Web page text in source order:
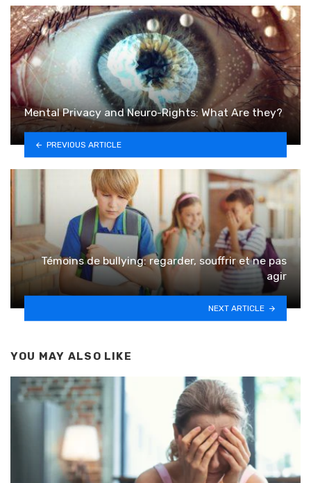
Mental Privacy and Neuro-Rights: What Are they?
PREVIOUS ARTICLE
Témoins de bullying: regarder, souffrir et ne pas
agir
NEXT ARTICLE
YOU MAY ALSO LIKE